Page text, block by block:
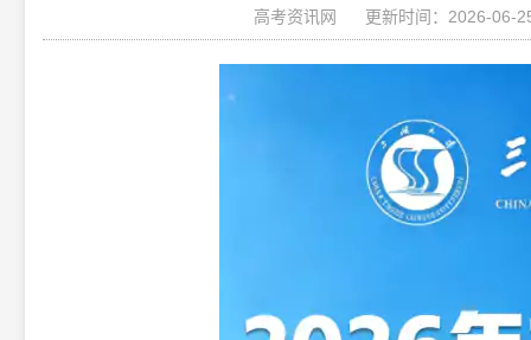
高考资讯网 更新时间：2026-06-